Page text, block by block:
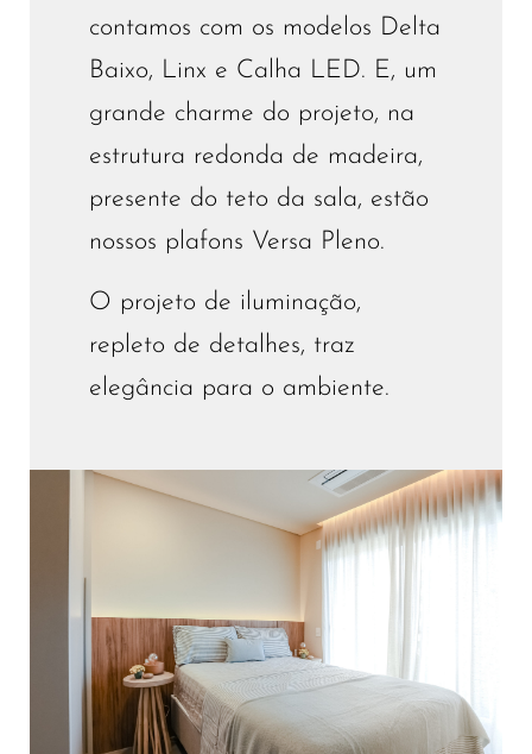
contamos com os modelos Delta
Baixo, Linx e Calha LED. E, um
grande charme do projeto, na
estrutura redonda de madeira,
presente do teto da sala, estão
nossos plafons Versa Pleno.
O projeto de iluminação,
repleto de detalhes, traz
elegância para o ambiente.